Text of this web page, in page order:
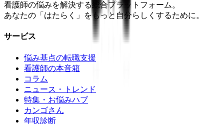
看護師の悩みを解決する総合プラットフォーム。
あなたの「はたらく」をもっと自分らしくするために。
サービス
悩み基点の転職支援
看護師の本音箱
コラム
ニュース・トレンド
特集・お悩みハブ
カンゴさん
年収診断